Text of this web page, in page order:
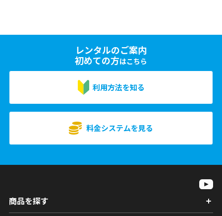
レンタルのご案内
初めての方はこちら
利用方法を知る
料金システムを見る
商品を探す